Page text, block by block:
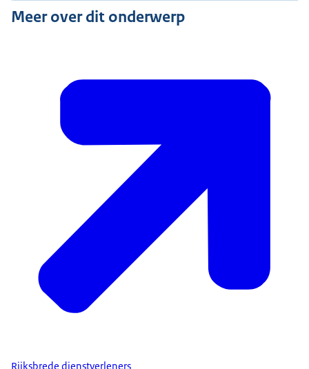
De bedrijfsvoering van het Rijk is klantvriendelijk,
vraaggestuurd, toegankelijk en staat ten dienste van
ingericht.
Inzet is een dienstverlening tegen een goede prijs-
regelgeving. Diensten en producten worden zo veel
mogelijk integraal en digitaal aangeboden.
Generieke diensten worden zoveel mogelijk
afgenomen bij rijksbrede shared serviceorganisaties
(SSO’s). De minister van Binnenlandse Zaken en
Koninkrijksrelaties kan deze gemeenschappelijke
voorzieningen aanwijzen. De ministers zijn dan
verplicht van de diensten van deze organisaties
gebruik te maken (Coördinatiebesluit Organisatie en
Bedrijfsvoering Rijksdienst 2018).
De minister van BZK is verantwoordelijk voor de
Meer over dit onderwerp
Rijksbrede dienstverleners